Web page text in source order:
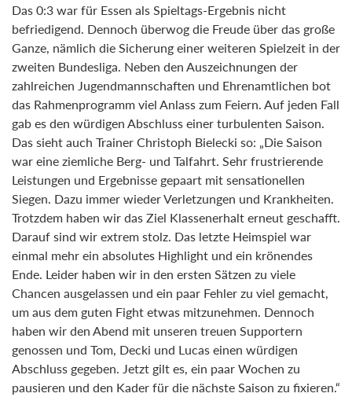
Das 0:3 war für Essen als Spieltags-Ergebnis nicht
befriedigend. Dennoch überwog die Freude über das große
Ganze, nämlich die Sicherung einer weiteren Spielzeit in der
zweiten Bundesliga. Neben den Auszeichnungen der
zahlreichen Jugendmannschaften und Ehrenamtlichen bot
das Rahmenprogramm viel Anlass zum Feiern. Auf jeden Fall
gab es den würdigen Abschluss einer turbulenten Saison.
Das sieht auch Trainer Christoph Bielecki so: „Die Saison
war eine ziemliche Berg- und Talfahrt. Sehr frustrierende
Leistungen und Ergebnisse gepaart mit sensationellen
Siegen. Dazu immer wieder Verletzungen und Krankheiten.
Trotzdem haben wir das Ziel Klassenerhalt erneut geschafft.
Darauf sind wir extrem stolz. Das letzte Heimspiel war
einmal mehr ein absolutes Highlight und ein krönendes
Ende. Leider haben wir in den ersten Sätzen zu viele
Chancen ausgelassen und ein paar Fehler zu viel gemacht,
um aus dem guten Fight etwas mitzunehmen. Dennoch
haben wir den Abend mit unseren treuen Supportern
genossen und Tom, Decki und Lucas einen würdigen
Abschluss gegeben. Jetzt gilt es, ein paar Wochen zu
pausieren und den Kader für die nächste Saison zu fixieren.“